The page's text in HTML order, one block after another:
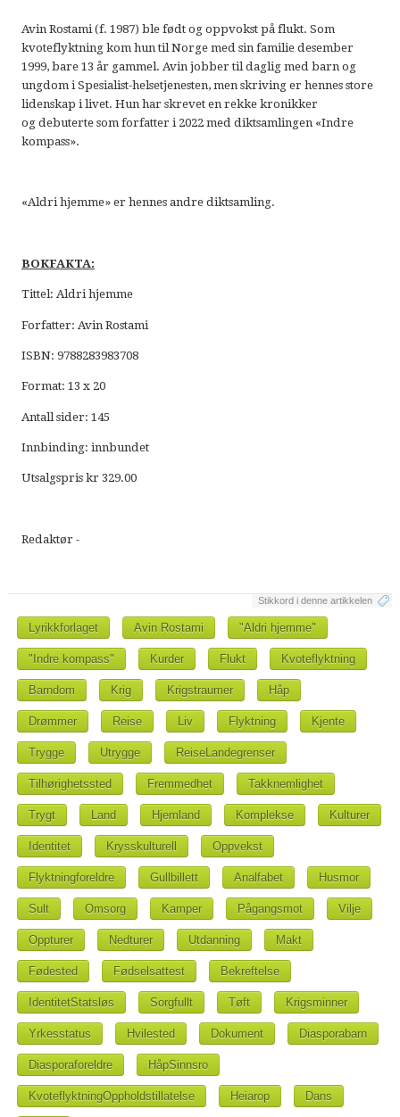
Avin Rostami (f. 1987) ble født og oppvokst på flukt. Som
kvoteflyktning kom hun til Norge med sin familie desember
1999, bare 13 år gammel. Avin jobber til daglig med barn og
ungdom i Spesialist-helsetjenesten, men skriving er hennes store
lidenskap i livet. Hun har skrevet en rekke kronikker
og debuterte som forfatter i 2022 med diktsamlingen «Indre
kompass».
«Aldri hjemme» er hennes andre diktsamling.
BOKFAKTA:
Tittel: Aldri hjemme
Forfatter: Avin Rostami
ISBN: 9788283983708
Format: 13 x 20
Antall sider: 145
Innbinding: innbundet
Utsalgspris kr 329.00
Redaktør -
Stikkord i denne artikkelen
Lyrikkforlaget Avin Rostami "Aldri hjemme"
"Indre kompass" Kurder Flukt Kvoteflyktning
Barndom Krig Krigstraumer Håp
Drømmer Reise Liv Flyktning Kjente
Trygge Utrygge ReiseLandegrenser
Tilhørighetssted Fremmedhet Takknemlighet
Trygt Land Hjemland Komplekse Kulturer
Identitet Krysskulturell Oppvekst
Flyktningforeldre Gullbillett Analfabet Husmor
Sult Omsorg Kamper Pågangsmot Vilje
Oppturer Nedturer Utdanning Makt
Fødested Fødselsattest Bekreftelse
IdentitetStatsløs Sorgfullt Tøft Krigsminner
Yrkesstatus Hvilested Dokument Diasporabarn
Diasporaforeldre HåpSinnsro
KvoteflyktningOppholdstillatelse Heiarop Dans